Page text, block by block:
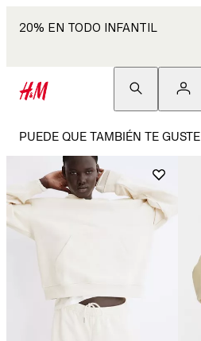
20% EN TODO INFANTIL
PUEDE QUE TAMBIÉN TE GUSTE